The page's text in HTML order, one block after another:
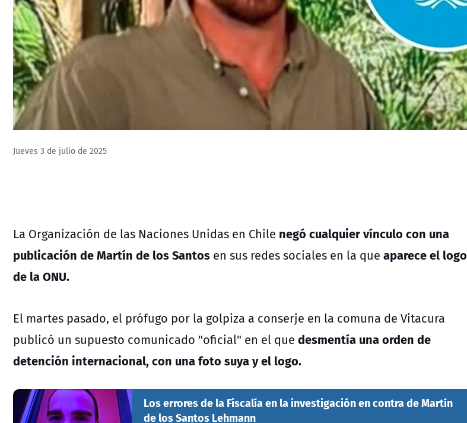
Jueves 3 de julio de 2025
La Organización de las Naciones Unidas en Chile negó cualquier vínculo con una
publicación de Martín de los Santos en sus redes sociales en la que aparece el logo
de la ONU.
El martes pasado, el prófugo por la golpiza a conserje en la comuna de Vitacura
publicó un supuesto comunicado "oficial" en el que desmentía una orden de
detención internacional, con una foto suya y el logo.
Los errores de la Fiscalía en la investigación en contra de Martín
de los Santos Lehmann